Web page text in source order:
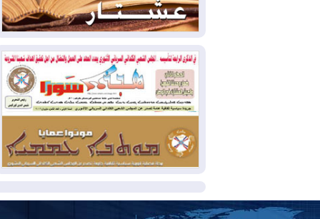
2026-08-04بيترو يشكو تزوير الانتخابات
الرئاسية ويحذر من "حرب أهلية" في
كولومبيا
2026-08-03
رئيس إقليم كوردستان في
دمشق في زيارة رسمية
2026-08-03
العراق يؤكد مجدداً التزامه
بمنع الهجمات على الدول المجاورة